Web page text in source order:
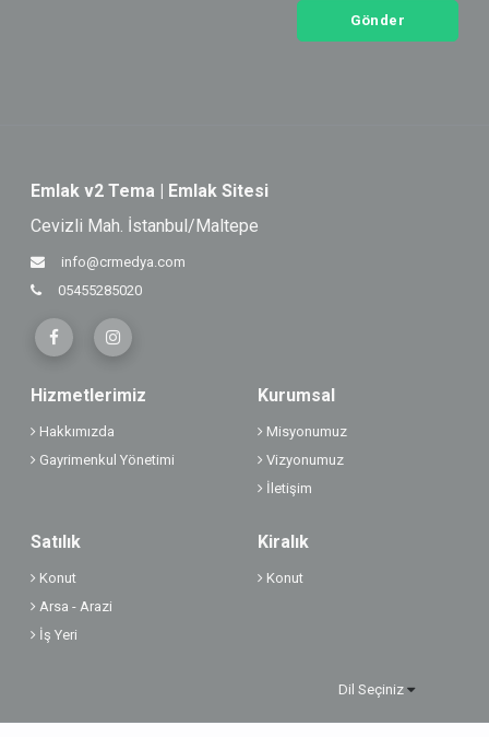
Gönder
Emlak v2 Tema | Emlak Sitesi
Cevizli Mah. İstanbul/Maltepe
info@crmedya.com
05455285020
Hizmetlerimiz
Hakkımızda
Gayrimenkul Yönetimi
Kurumsal
Misyonumuz
Vizyonumuz
İletişim
Satılık
Konut
Arsa - Arazi
İş Yeri
Kiralık
Konut
Dil Seçiniz